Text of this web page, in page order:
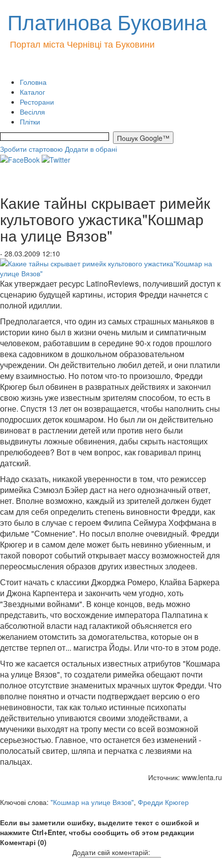
Платинова Буковина
Портал міста Чернівці та Буковини
Головна
Каталог
Ресторани
Весілля
Плітки
Зробити стартовою Додати в обрані
Какие тайны скрывает римейк
культового ужастика"Кошмар
на улице Вязов"
- 28.03.2009 12:10
Как утверждает ресурс LatinoReviews, получивший доступ к
сценарию будущей картины, история Фредди начнется с
полной идиллии.
Предполагается, что один из самых страшных маньяков в
истории кино был в жизни очень милым и симпатичным
человеком, работавшим в середине 90-х годов прошлого
века садовником в дошкольном образовательном
учреждении. Он действительно любил детей, и они платили
ему взаимностью. Но потом что-то произошло, Фредди
Крюгер был обвинен в развратных действиях и закончил
свою жизнь уже известным зрителям способом, то есть в
огне. Спустя 13 лет он возвращается, чтобы наполнить сны
подросших деток кошмаром. Но был ли он действительно
виноват в растлении детей или против него были
выдвинуты ложные обвинения, дабы скрыть настоящих
прелюбодеев? Вот в чем вопрос, как говаривал принц
датский.
Надо сказать, никакой уверенности в том, что режиссер
римейка Сэмюэл Бэйер даст на него однозначный ответ,
нет. Вполне возможно, каждый из зрителей должен будет
сам для себя определить степень виновности Фредди, как
это было в случае с героем Филипа Сеймура Хоффмана в
фильме "Сомнение". Но посыл вполне очевидный. Фредди
Крюгер и в самом деле может быть невинно убиенным, и
такой поворот событий открывает массу возможностей для
переосмысления образов других известных злодеев.
Стоит начать с классики Джорджа Ромеро, Клайва Баркера
и Джона Карпентера и закончить чем угодно, хоть
"Звездными войнами". В конце концов, ведь можно
представить, что восхождение императора Палпатина к
абсолютной власти над галактикой объясняется его
желанием отомстить за домогательства, которые он в
детстве терпел от... магистра Йоды. Или что-то в этом роде.
Что же касается остальных известных атрибутов "Кошмара
на улице Вязов", то создатели римейка обещают почти
полное отсутствие знаменитых мрачных шуток Фредди. Что
вполне понятно и отчасти подтверждает версию о его
невиновности, так как только истинные психопаты
действительно упиваются своими злодействами, а
мученики выходят на тропу мести со всей возможной
серьезностью. Главное, что останется без изменений -
полосатый свитер, шляпа и перчатка с лезвиями на
пальцах.
Источник: www.lenta.ru
Ключові слова: "Кошмар на улице Вязов", Фредди Крюгер
Если вы заметили ошибку, выделите текст с ошибкой и
нажмите Ctrl+Enter, чтобы сообщить об этом редакции
Коментарі (0)
Додати свій коментарій: